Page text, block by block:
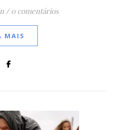
/ 0 comentários
MAIS